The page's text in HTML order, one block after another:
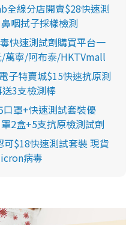
全線分店開賣$28快速測
咽拭子採樣檢測
快速測試劑購買平台一
萬寧/阿布泰/HKTVmall
子特賣城$15快速抗原測
3支檢測棒
罩+快速測試套裝優
2盒+5支抗原檢測試劑
可$18快速測試套裝 現貨
病毒